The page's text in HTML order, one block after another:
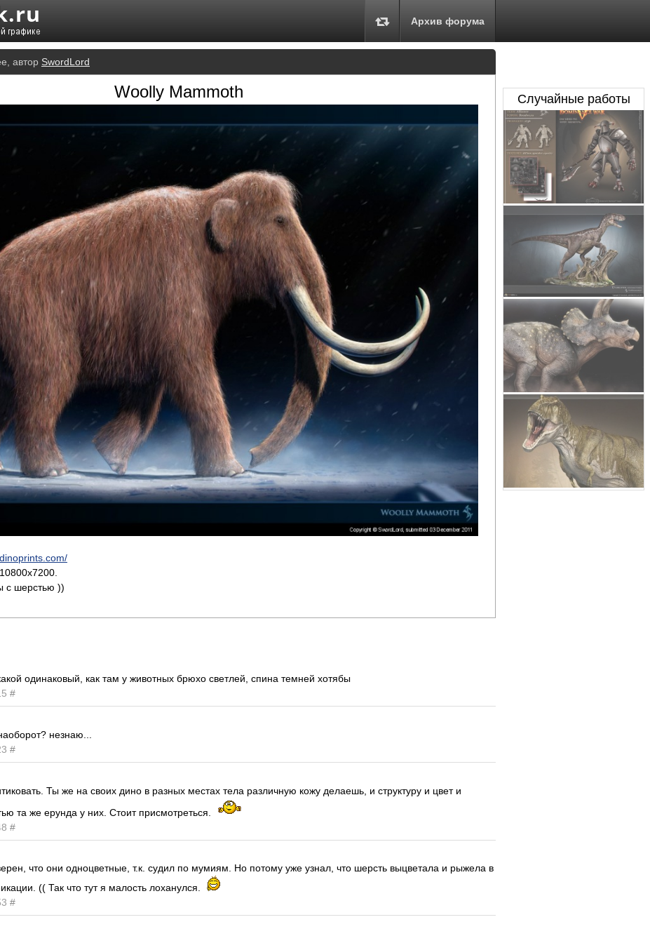
Архив форума
автор SwordLord
Woolly Mammoth
с шерстью ))
одинаковый, как там у животных брюхо светлей, спина темней хотябы
#
незнаю...
#
Ты же на своих дино в разных местах тела различную кожу делаешь, и структуру и цвет и
та же ерунда у них. Стоит присмотреться.
#
что они одноцветные, т.к. судил по мумиям. Но потому уже узнал, что шерсть выцветала и рыжела в
(( Так что тут я малость лоханулся.
#
Случайные работы